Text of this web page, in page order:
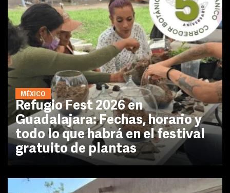
MÉXICO
Refugio Fest 2026 en
Guadalajara: Fechas, horario y
todo lo que habrá en el festival
gratuito de plantas